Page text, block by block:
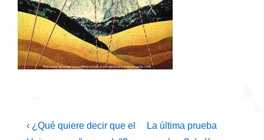
Navegación
La
‹ ¿Qué quiere decir que el
La
La última prueba